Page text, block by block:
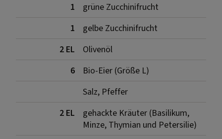
1
grüne Zucchinifrucht
1
gelbe Zucchinifrucht
2 EL
Olivenöl
6
Bio-Eier (Größe L)
Salz, Pfeffer
2 EL
gehackte Kräuter (Basilikum,
Minze, Thymian und Petersilie)